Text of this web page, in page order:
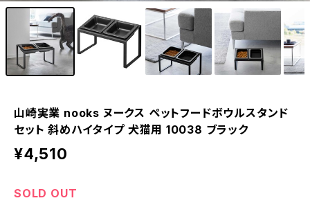
山崎実業 nooks ヌークス ペットフードボウルスタンド
セット 斜めハイタイプ 犬猫用 10038 ブラック
¥4,510
SOLD OUT